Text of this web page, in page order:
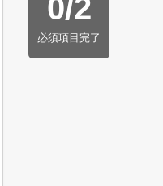
0/2
必須項目完了